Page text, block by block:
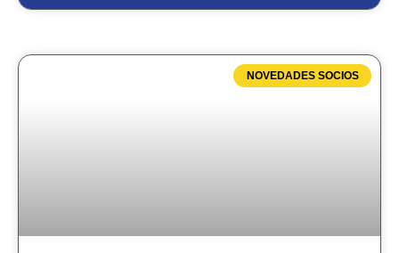
NOVEDADES SOCIOS